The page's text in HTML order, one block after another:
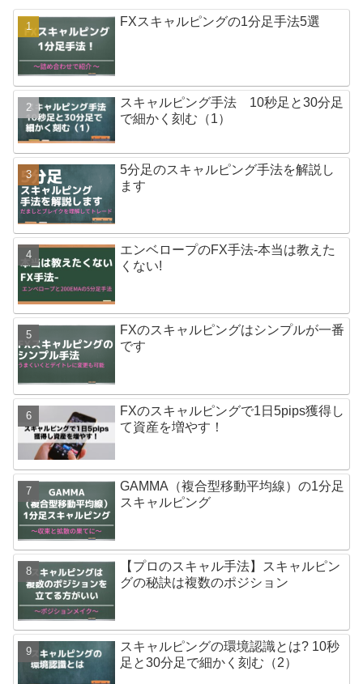
FXスキャルピングの1分足手法5選
スキャルピング手法 10秒足と30分足
で細かく刻む（1）
5分足のスキャルピング手法を解説し
ます
エンベロープのFX手法-本当は教えた
くない!
FXのスキャルピングはシンプルが一番
です
FXのスキャルピングで1日5pips獲得し
て資産を増やす！
GAMMA（複合型移動平均線）の1分足
スキャルピング
【プロのスキャル手法】スキャルピン
グの秘訣は複数のポジション
スキャルピングの環境認識とは? 10秒
足と30分足で細かく刻む（2）